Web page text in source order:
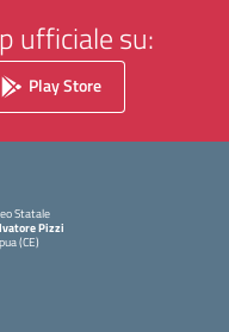
ufficiale su:
Play Store
Statale
Pizzi
(CE)
Visita la pagina iniziale della scuola